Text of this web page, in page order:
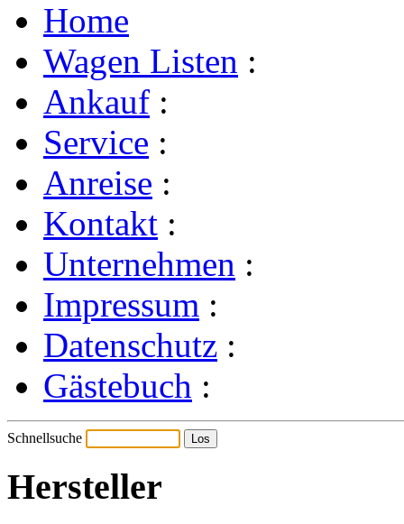
Home
Wagen Listen :
Ankauf :
Service :
Anreise :
Kontakt :
Unternehmen :
Impressum :
Datenschutz :
Gästebuch :
Schnellsuche
Hersteller